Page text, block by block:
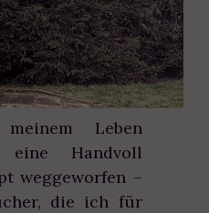
Leben
Handvoll
weggeworfen –
die ich für